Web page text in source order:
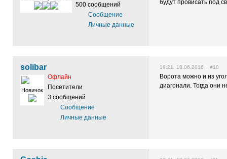
500 сообщений
Сообщение
Личные данные
будут провисать под
solibar
Новичок
Офлайн
Посетители
3 сообщений
Сообщение
Личные данные
19:21, 18.06.2016 #10
Ворота можно и из
диагонали. Тогда они